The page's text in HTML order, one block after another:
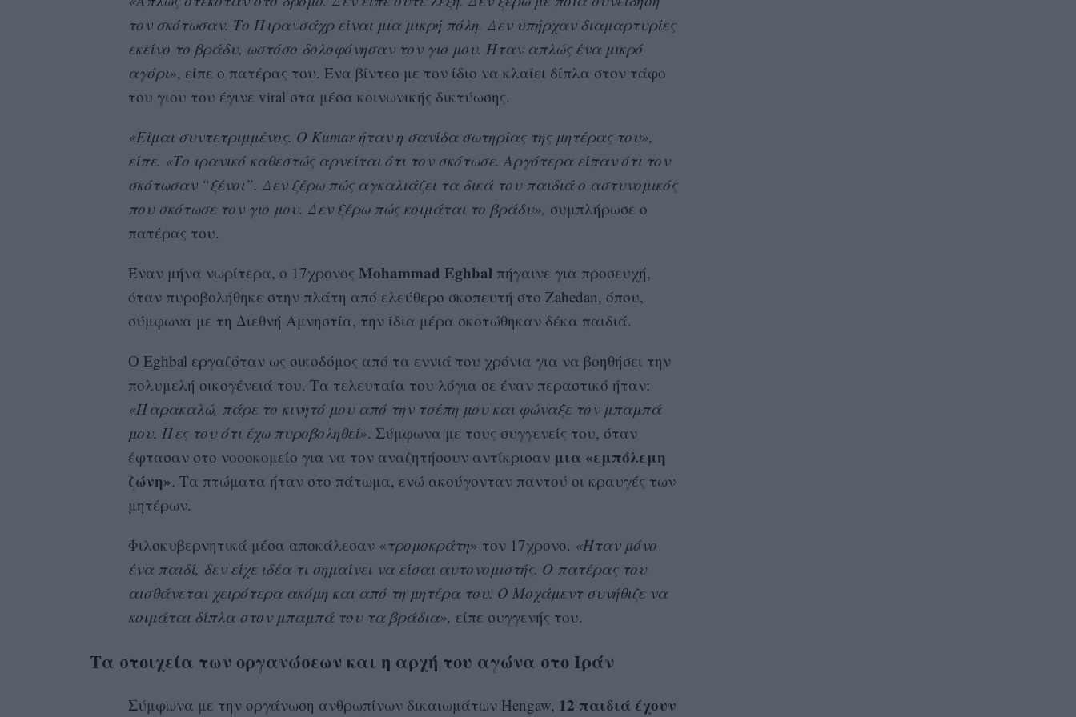
τον σκότωσαν. Το Πιρανσάχρ είναι μια μικρή πόλη. Δεν υπήρχαν διαμαρτυρίες
εκείνο το βράδυ, ωστόσο δολοφόνησαν τον γιο μου. Ήταν απλώς ένα μικρό
αγόρι», είπε ο πατέρας του. Ένα βίντεο με τον ίδιο να κλαίει δίπλα στον τάφο
του γιου του έγινε viral στα μέσα κοινωνικής δικτύωσης.
«Είμαι συντετριμμένος. Ο Kumar ήταν η σανίδα σωτηρίας της μητέρας του»,
είπε. «Το ιρανικό καθεστώς αρνείται ότι τον σκότωσε. Αργότερα είπαν ότι τον
σκότωσαν “ξένοι”. Δεν ξέρω πώς αγκαλιάζει τα δικά του παιδιά ο αστυνομικός
που σκότωσε τον γιο μου. Δεν ξέρω πώς κοιμάται το βράδυ», συμπλήρωσε ο
πατέρας του.
Έναν μήνα νωρίτερα, ο 17χρονος Mohammad Eghbalπήγαινε για προσευχή,
όταν πυροβολήθηκε στην πλάτη από ελεύθερο σκοπευτή στο Zahedan, όπου,
σύμφωνα με τη Διεθνή Αμνηστία, την ίδια μέρα σκοτώθηκαν δέκα παιδιά.
Ο Eghbal εργαζόταν ως οικοδόμος από τα εννιά του χρόνια για να βοηθήσει την
πολυμελή οικογένειά του. Τα τελευταία του λόγια σε έναν περαστικό ήταν:
«Παρακαλώ, πάρε το κινητό μου από την τσέπη μου και φώναξε τον μπαμπά
μου. Πες του ότι έχω πυροβοληθεί». Σύμφωνα με τους συγγενείς του, όταν
έφτασαν στο νοσοκομείο για να τον αναζητήσουν αντίκρισανμια «εμπόλεμη
ζώνη». Τα πτώματα ήταν στο πάτωμα, ενώ ακούγονταν παντού οι κραυγές των
μητέρων.
Φιλοκυβερνητικά μέσα αποκάλεσαν «τρομοκράτη» τον 17χρονο. «Ήταν μόνο
ένα παιδί, δεν είχε ιδέα τι σημαίνει να είσαι αυτονομιστής. Ο πατέρας του
αισθάνεται χειρότερα ακόμη και από τη μητέρα του. Ο Μοχάμεντ συνήθιζε να
κοιμάται δίπλα στον μπαμπά του τα βράδια», είπε συγγενής του.
Τα στοιχεία των οργανώσεων και η αρχή του αγώνα στο Ιράν
Σύμφωνα με την οργάνωση ανθρωπίνων δικαιωμάτων Hengaw, 12 παιδιά έχουν